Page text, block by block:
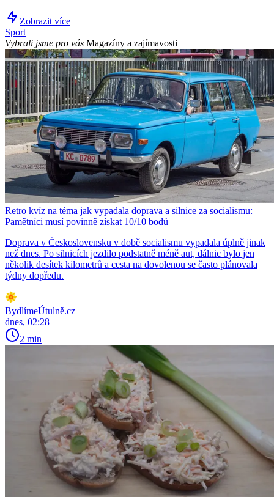
Zobrazit více
Sport
Vybrali jsme pro vás Magazíny a zajímavosti
Retro kvíz na téma jak vypadala doprava a silnice za socialismu:
Pamětníci musí povinně získat 10/10 bodů
Doprava v Československu v době socialismu vypadala úplně jinak
než dnes. Po silnicích jezdilo podstatně méně aut, dálnic bylo jen
několik desítek kilometrů a cesta na dovolenou se často plánovala
týdny dopředu.
BydlímeÚtulně.cz
dnes, 02:28
2 min